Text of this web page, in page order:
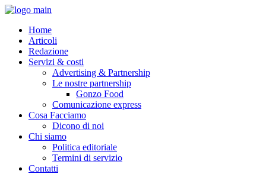
Home
Articoli
Redazione
Servizi & costi
Advertising & Partnership
Le nostre partnership
Gonzo Food
Comunicazione express
Cosa Facciamo
Dicono di noi
Chi siamo
Politica editoriale
Termini di servizio
Contatti